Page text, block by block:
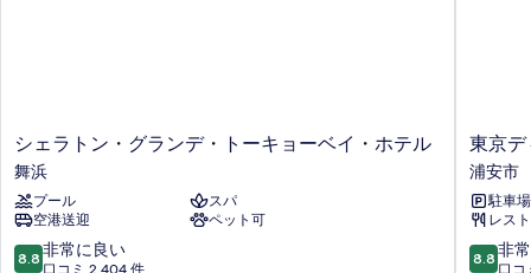
を
表
示
す
る
べ
て
の
写
シ
ェ
ラ
ト
ン・
グ
ラ
シェラトン・グランデ・トーキョーベイ・ホテル
舞浜
プール
スパ
空港送迎
ペット可
10
8.8 非常に良い
東
京
デ
ィ
ズ
ニ
ー
東京
浦安市
駐車
レス
10
8.8 非